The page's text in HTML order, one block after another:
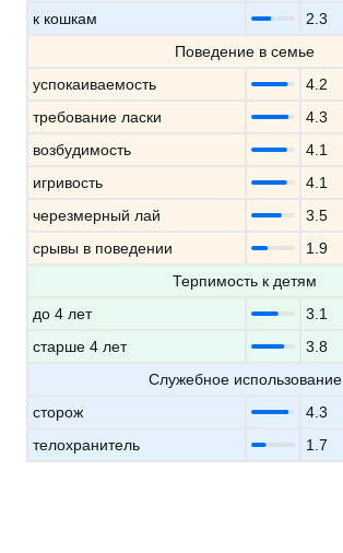
к кошкам
2.3
Поведение в семье
успокаиваемость
4.2
требование ласки
4.3
возбудимость
4.1
игривость
4.1
черезмерный лай
3.5
срывы в поведении
1.9
Терпимость к детям
до 4 лет
3.1
старше 4 лет
3.8
Служебное использование
сторож
4.3
телохранитель
1.7